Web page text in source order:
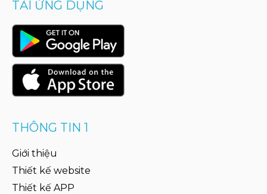
TẢI ỨNG DỤNG
THÔNG TIN 1
Giới thiệu
Thiết kế website
Thiết kế APP